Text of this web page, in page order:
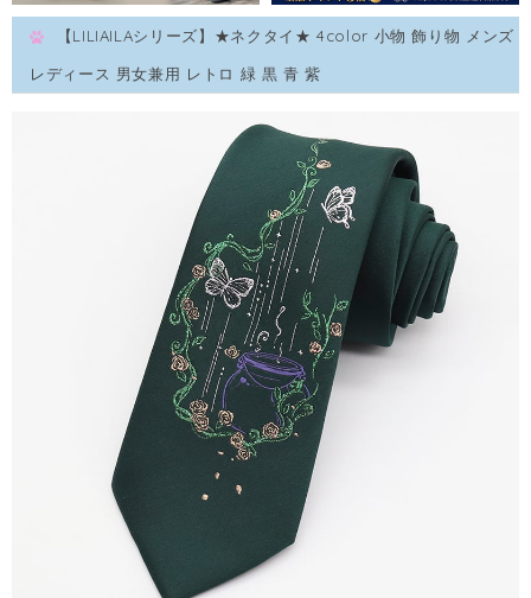
【LILIAILAシリーズ】★ネクタイ★ 4color 小物 飾り物 メンズ
レディース 男女兼用 レトロ 緑 黒 青 紫